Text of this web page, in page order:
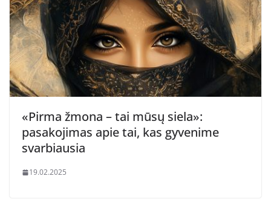
«Pirma žmona – tai mūsų siela»:
pasakojimas apie tai, kas gyvenime
svarbiausia
19.02.2025